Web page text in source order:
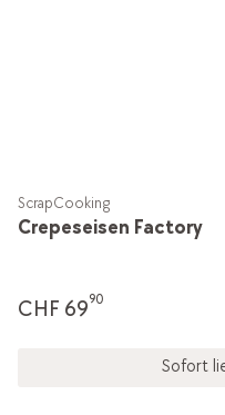
Crepeseisen Factory
ScrapCooking
CHF 6990
Sofort